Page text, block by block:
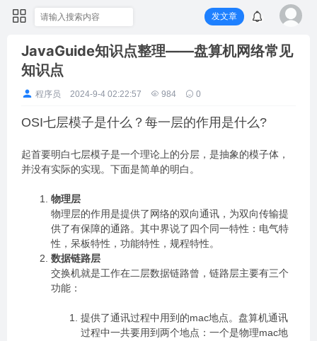
发文章
JavaGuide知识点整理——盘算机网络常见
知识点
程序员 2024-9-4 02:22:57 984 0
OSI七层模子是什么？每一层的作用是什么?
起首要明白七层模子是一个理论上的分层，是抽象的模子体，
并没有实际的实现。下面是简单的明白。
物理层
物理层的作用是提供了网络的双向通讯，为双向传输提
供了有保障的通路。其中界说了四个同一特性：电气特
性，呆板特性，功能特性，规程特性。
数据链路层
交换机就是工作在二层数据链路曾，链路层主要有三个
功能：
提供了通讯过程中用到的mac地点。盘算机通讯
过程中一共要用到两个地点：一个是物理mac地